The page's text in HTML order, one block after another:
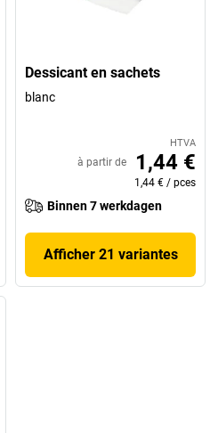
Dessicant en sachets
blanc
HTVA
à partir de 1,44 €
1,44 € / pces
Binnen 7 werkdagen
Afficher 21 variantes